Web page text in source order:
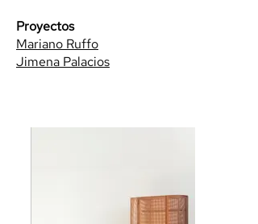
Proyectos
Mariano Ruffo
Jimena Palacios